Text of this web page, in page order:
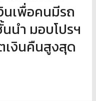
นเพื่อคนมีรถ
นำ มอบโปรฯ
เงินคืนสูงสุด